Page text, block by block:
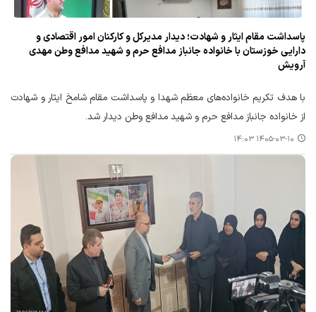
پاسداشت مقام ایثار و شهادت؛ دیدار مدیرکل و کارکنان امور اقتصادی و
دارایی خوزستان با خانواده جانباز مدافع حرم و شهید مدافع وطن مهدی
آرویش
با هدف تکریم خانواده‌های معظم شهدا و پاسداشت مقام شامخ ایثار و شهادت
از خانواده جانباز مدافع حرم و شهید مدافع وطن دیدار شد.
۱۴۰۵-۰۳-۱۰ ۱۴:۰۳